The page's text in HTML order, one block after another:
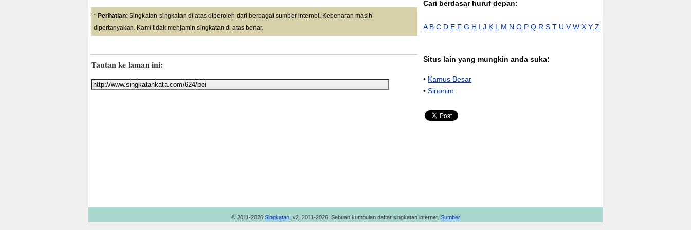
* Perhatian: Singkatan-singkatan di atas diperoleh dari berbagai sumber internet. Kebenaran masih
dipertanyakan. Kami tidak menjamin singkatan di atas benar.
Tautan ke laman ini:
Cari berdasar huruf depan:
A B C D E F G H I J K L M N O P Q R S T U V W X Y Z
Situs lain yang mungkin anda suka:
• Kamus Besar
• Sinonim
© 2011-2026 Singkatan. v2. 2011-2026. Sebuah kumpulan daftar singkatan internet. Sumber